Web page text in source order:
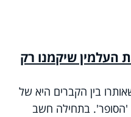
העלמין שיקמנו רק
בין הקברים היא של
'הסופר'. בתחילה חשב